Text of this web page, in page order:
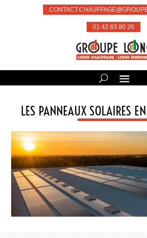
01 42 83 80 26
LES PANNEAUX SOLAIRES